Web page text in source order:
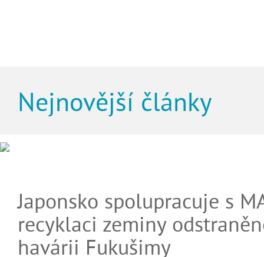
Nejnovější články
Japonsko spolupracuje s
recyklaci zeminy
havárii Fukušimy